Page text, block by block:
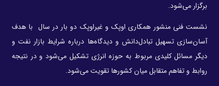
برگزار می‌شود.
نشست فنی منشور همکاری اوپک و غیراوپک دو بار در سال با هدف
آسان‌سازی تسهیل تبادل‌دانش و دیدگاه‌ها درباره شرایط بازار نفت و
دیگر مسائل کلیدی مربوط به حوزه انرژی تشکیل می‌شود و در نتیجه
روابط و تفاهم متقابل میان کشورها تقویت می‌شود.